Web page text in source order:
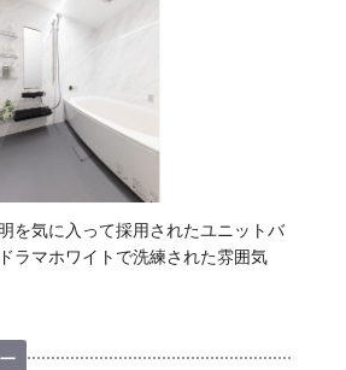
を気に入って採用されたユニットバ
ラマホワイトで洗練された雰囲気